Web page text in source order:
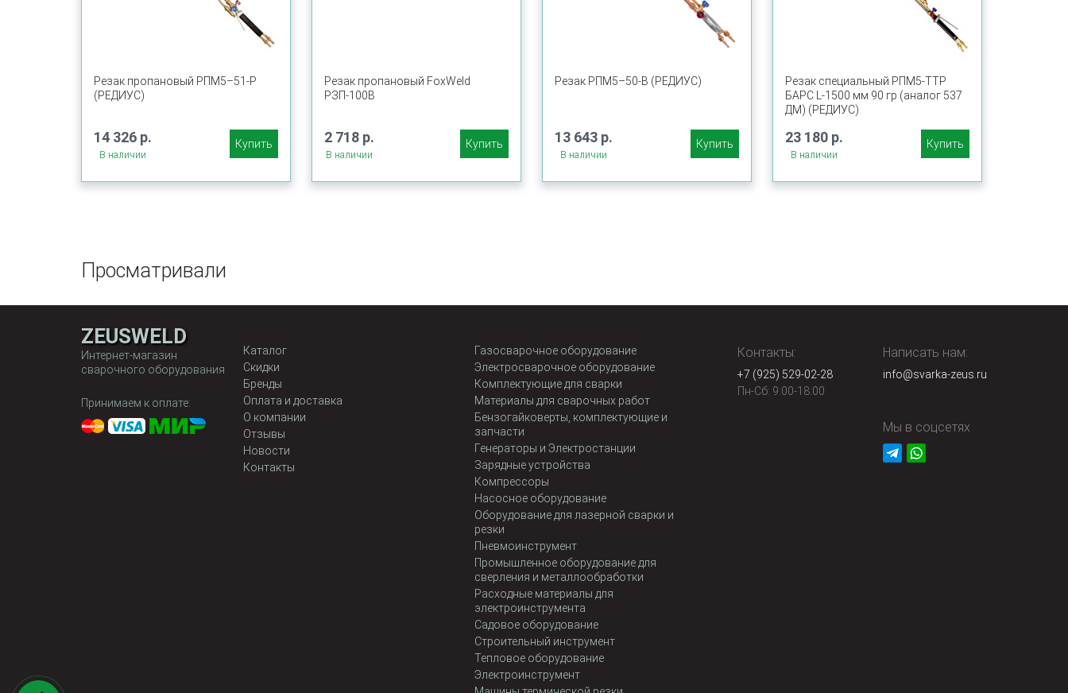
Резак пропановый РПМ5–51-Р
(РЕДИУС)
14 326 р.
В наличии
Купить
Резак пропановый FoxWeld
РЗП-100В
2 718 р.
В наличии
Купить
Резак РПМ5–50-В (РЕДИУС)
13 643 р.
В наличии
Купить
Резак специальный РПМ5-ТТР
БАРС L-1500 мм 90 гр (аналог 537
ДМ) (РЕДИУС)
23 180 р.
В наличии
Купить
Просматривали
ZEUSWELD
Интернет-магазин
сварочного оборудования
Принимаем к оплате:
Каталог
Скидки
Бренды
Оплата и доставка
О компании
Отзывы
Новости
Контакты
Газосварочное оборудование
Электросварочное оборудование
Комплектующие для сварки
Материалы для сварочных работ
Бензогайковерты, комплектующие и
запчасти
Генераторы и Электростанции
Зарядные устройства
Компрессоры
Насосное оборудование
Оборудование для лазерной сварки и
резки
Пневмоинструмент
Промышленное оборудование для
сверления и металлообработки
Расходные материалы для
электроинструмента
Садовое оборудование
Строительный инструмент
Тепловое оборудование
Электроинструмент
Контакты:
+7 (925) 529-02-28
Пн-Сб: 9:00-18:00
Написать нам:
info@svarka-zeus.ru
Мы в соцсетях